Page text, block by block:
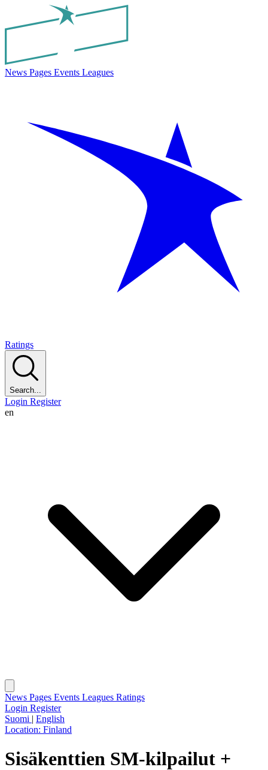
News Pages Events Leagues
Ratings
Search...
Login Register
en
News Pages Events Leagues Ratings
Login Register
Suomi | English
Location: Finland
Sisäkenttien SM-kilpailut +